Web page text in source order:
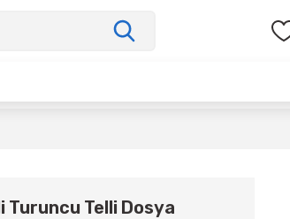
Turuncu Telli Dosya